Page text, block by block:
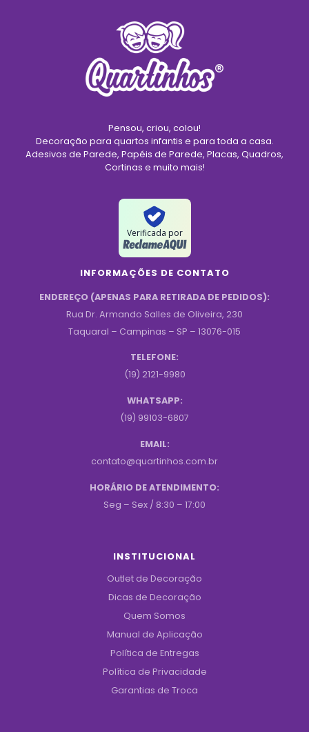
Pensou, criou, colou!
Decoração para quartos infantis e para toda a casa.
Adesivos de Parede, Papéis de Parede, Placas, Quadros,
Cortinas e muito mais!
Verificada por
INFORMAÇÕES DE CONTATO
ENDEREÇO (APENAS PARA RETIRADA DE PEDIDOS):
Rua Dr. Armando Salles de Oliveira, 230
Taquaral – Campinas – SP – 13076-015
TELEFONE:
(19) 2121-9980
WHATSAPP:
(19) 99103-6807
EMAIL:
contato@quartinhos.com.br
HORÁRIO DE ATENDIMENTO:
Seg – Sex / 8:30 – 17:00
INSTITUCIONAL
Outlet de Decoração
Dicas de Decoração
Quem Somos
Manual de Aplicação
Política de Entregas
Política de Privacidade
Garantias de Troca